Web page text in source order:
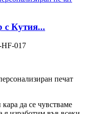
с Кутия...
017
печат
да се чувстваме